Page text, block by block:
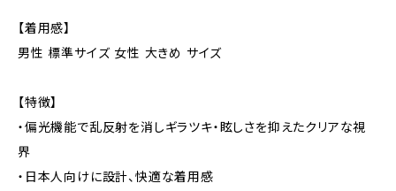
【着用感】
男性 標準サイズ 女性 大きめ サイズ
【特徴】
・偏光機能で乱反射を消しギラツキ・眩しさを抑えたクリアな視
界
・日本人向けに設計、快適な着用感